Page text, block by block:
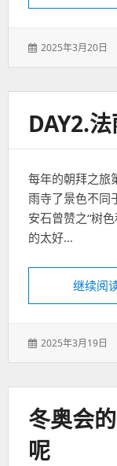
发
2025年3月20日
DAY2.
每年的朝拜之旅
雨寺了景色不同
安石曾赞之“树
的太好…
继续阅
发
2025年3月19日
冬奥会
呢